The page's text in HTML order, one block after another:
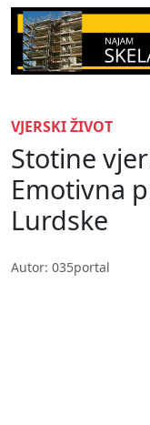
VJERSKI ŽIVOT
Stotine
Emotivna
Lurdske
Autor: 035portal